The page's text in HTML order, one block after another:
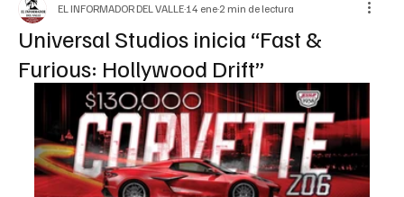
Universal Studios inicia “Fast &
Furious: Hollywood Drift”
EL INFORMADOR DEL VALLE 14 ene 2 min de lectura